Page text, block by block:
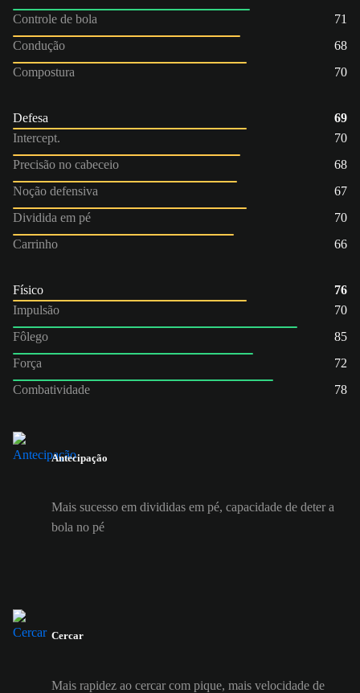
Controle de bola
71
Condução
68
Compostura
70
Defesa
69
Intercept.
70
Precisão no cabeceio
68
Noção defensiva
67
Dividida em pé
70
Carrinho
66
Físico
76
Impulsão
70
Fôlego
85
Força
72
Combatividade
78
Antecipação
Mais sucesso em divididas em pé, capacidade de deter a
bola no pé
Cercar
Mais rapidez ao cercar com pique, mais velocidade de